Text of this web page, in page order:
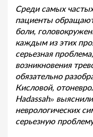
Среди самых
пациенты
боли,
каждым из этих
серьезная
возникновения
обязательно
Кисловой,
Hadassah»
неврологических
серьезную